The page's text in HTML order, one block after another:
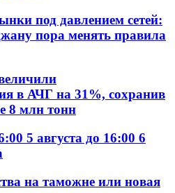
под давлением сетей:
пора менять правила
в АЧГ на 31%, сохранив
8 млн тонн
5 августа до 16:00 6
на таможне или новая